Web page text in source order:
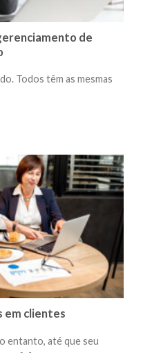
de
Todos têm as mesmas
em clientes
entanto, até que seu